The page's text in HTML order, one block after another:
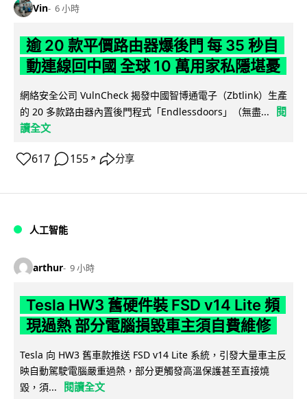
Vin 6 小時
逾 20 款平價路由器爆後門 每 35 秒自
動連線回中國 全球 10 萬用家私隱堪憂
網絡安全公司 VulnCheck 揭發中國智博通電子（Zbtlink）生產
的 20 多款路由器內置後門程式「Endlessdoors」（無盡...
閱
讀全文
617 155 ↗ 分享
人工智能
arthur 9 小時
Tesla HW3 舊硬件裝 FSD v14 Lite 頻
現過熱 部分電腦損毀車主須自費維修
Tesla 向 HW3 舊車款推送 FSD v14 Lite 系統，引發大量車主反
映自動駕駛電腦嚴重過熱，部分更觸發高溫保護甚至直接燒
毀，須...
閱讀全文